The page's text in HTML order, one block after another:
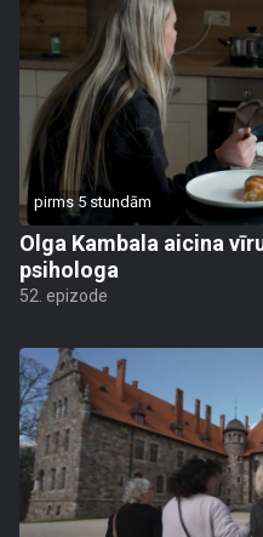
pirms 5 stundām
Olga Kambala aicina
psihologa
52. epizode